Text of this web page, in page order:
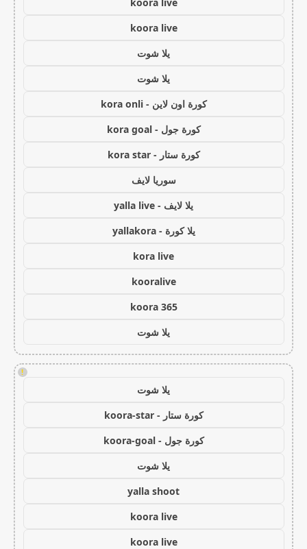
koora live
يلا شوت
يلا شوت
كورة اون لاين - kora onli
كورة جول - kora goal
كورة ستار - kora star
سوريا لايف
يلا لايف - yalla live
يلا كورة - yallakora
kora live
kooralive
koora 365
يلا شوت
!
يلا شوت
كورة ستار - koora-star
كورة جول - koora-goal
يلا شوت
yalla shoot
koora live
koora live